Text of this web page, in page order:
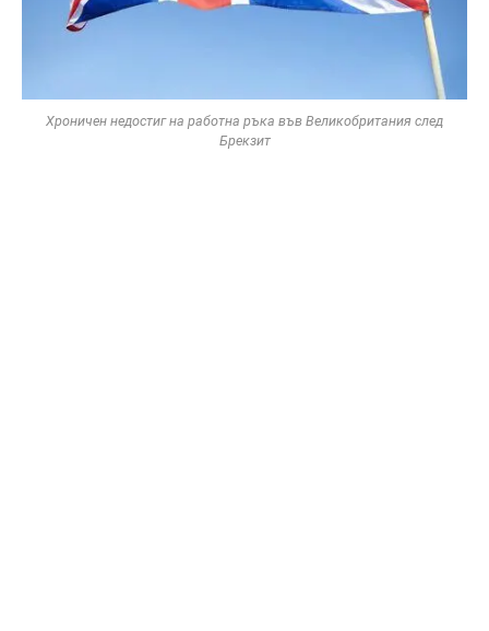
Хроничен недостиг на работна ръка във Великобритания след
Брекзит